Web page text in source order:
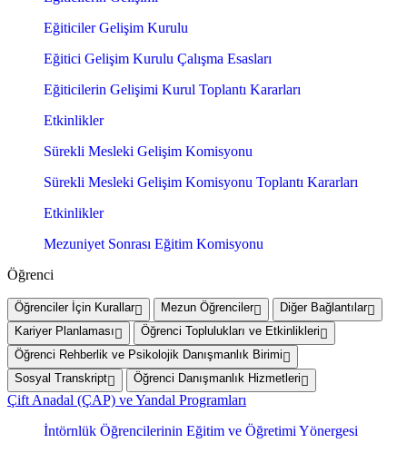
Eğiticiler Gelişim Kurulu
Eğitici Gelişim Kurulu Çalışma Esasları
Eğiticilerin Gelişimi Kurul Toplantı Kararları
Etkinlikler
Sürekli Mesleki Gelişim Komisyonu
Sürekli Mesleki Gelişim Komisyonu Toplantı Kararları
Etkinlikler
Mezuniyet Sonrası Eğitim Komisyonu
Öğrenci
Öğrenciler İçin Kurallar Mezun Öğrenciler
Diğer Bağlantılar
Kariyer Planlaması
Öğrenci Toplulukları ve Etkinlikleri
Öğrenci Rehberlik ve Psikolojik Danışmanlık Birimi
Sosyal Transkript
Öğrenci Danışmanlık Hizmetleri
Çift Anadal (ÇAP) ve Yandal Programları
İntörnlük Öğrencilerinin Eğitim ve Öğretimi Yönergesi